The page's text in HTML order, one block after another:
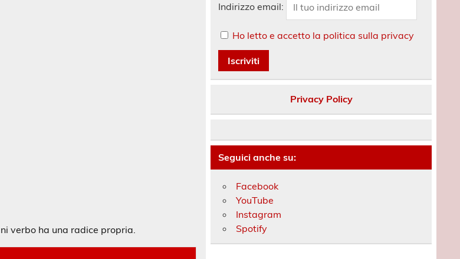
verbo ha una radice propria.
Indirizzo email:
Ho letto e accetto la politica sulla privacy
Privacy Policy
Seguici anche su:
Facebook
YouTube
Instagram
Spotify